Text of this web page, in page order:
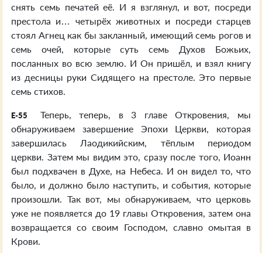
снять семь печатей её. И я взглянул, и вот, посреди
престола и… четырёх животных и посреди старцев
стоял Агнец как бы закланный, имеющий семь рогов и
семь очей, которые суть семь Духов Божьих,
посланных во всю землю. И Он пришёл, и взял книгу
из десницы руки Сидящего на престоле. Это первые
семь стихов.
E-55
Теперь, теперь, в 3 главе Откровения, мы
обнаруживаем завершение Эпохи Церкви, которая
завершилась Лаодикийским, тёплым периодом
церкви. Затем мы видим это, сразу после того, Иоанн
был подхвачен в Духе, на Небеса. И он видел то, что
было, и должно было наступить, и события, которые
произошли. Так вот, мы обнаруживаем, что церковь
уже не появляется до 19 главы Откровения, затем она
возвращается со своим Господом, славно омытая в
Крови.